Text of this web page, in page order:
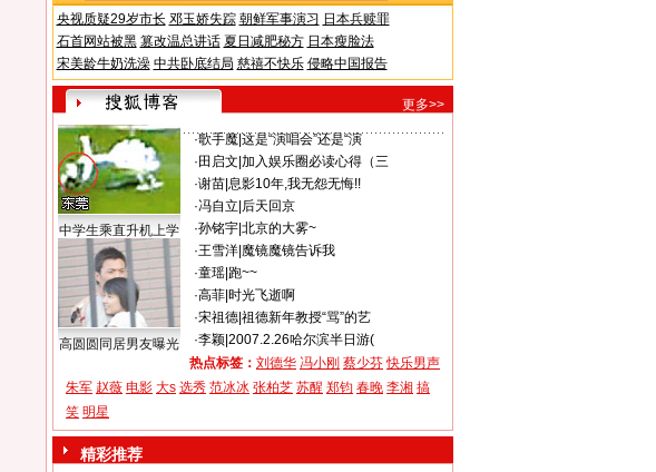
央视质疑29岁市长 邓玉娇失踪 朝鲜军事演习 日本兵赎罪
石首网站被黑 篡改温总讲话 夏日减肥秘方 日本瘦脸法
宋美龄牛奶洗澡 中共卧底结局 慈禧不快乐 侵略中国报告
更多>>
中学生乘直升机上学
高圆圆同居男友曝光
·歌手魔| 这是“演唱会”还是“演
· 田启文 加入娱乐圈必读心得（三
·谢苗| 息影10年,我无怨无悔!!
·冯自立 后天回京
·孙铭宇| 北京的大雾~
·王雪洋| 魔镜魔镜告诉我
·童瑶| 跑~~
·高菲| 时光飞逝啊
·宋祖德| 祖德新年教授“骂”的艺
·李颖| 2007.2.26哈尔滨半日游(
热点标签： 刘德华 冯小刚 蔡少芬 快乐男声
朱军 赵薇 电影 大s 选秀 范冰冰 张柏芝 苏醒 郑钧 春晚 李湘 搞
笑 明星
精彩推荐